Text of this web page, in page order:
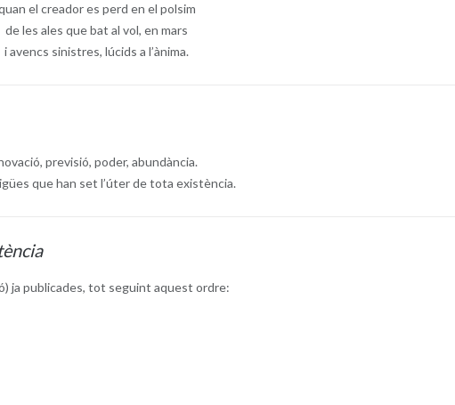
el creador es perd en el polsim
de les ales que bat al vol, en mars
i avencs sinistres, lúcids a l’ànima.
previsió, poder, abundància.
que han set l’úter de tota existència.
ja publicades, tot seguint aquest ordre: